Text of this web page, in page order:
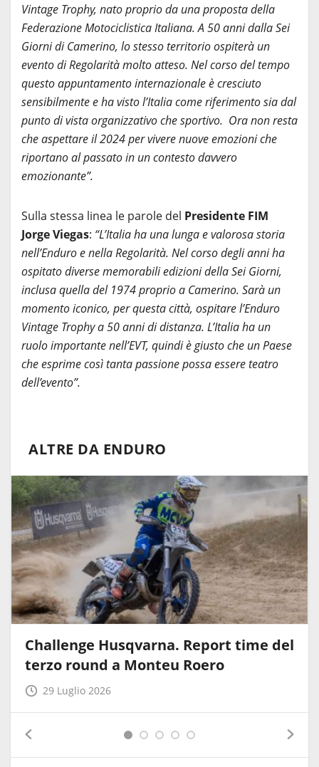
Vintage Trophy, nato proprio da una proposta della
Federazione Motociclistica Italiana. A 50 anni dalla Sei
Giorni di Camerino, lo stesso territorio ospiterà un
evento di Regolarità molto atteso. Nel corso del tempo
questo appuntamento internazionale è cresciuto
sensibilmente e ha visto l’Italia come riferimento sia dal
punto di vista organizzativo che sportivo. Ora non resta
che aspettare il 2024 per vivere nuove emozioni che
riportano al passato in un contesto davvero
emozionante”.
Sulla stessa linea le parole del Presidente FIM
Jorge Viegas: “L’Italia ha una lunga e valorosa storia
nell’Enduro e nella Regolarità. Nel corso degli anni ha
ospitato diverse memorabili edizioni della Sei Giorni,
inclusa quella del 1974 proprio a Camerino. Sarà un
momento iconico, per questa città, ospitare l’Enduro
Vintage Trophy a 50 anni di distanza. L’Italia ha un
ruolo importante nell’EVT, quindi è giusto che un Paese
che esprime così tanta passione possa essere teatro
dell’evento”.
ALTRE DA ENDURO
Challenge Husqvarna. Report time del
terzo round a Monteu Roero
29 Luglio 2026